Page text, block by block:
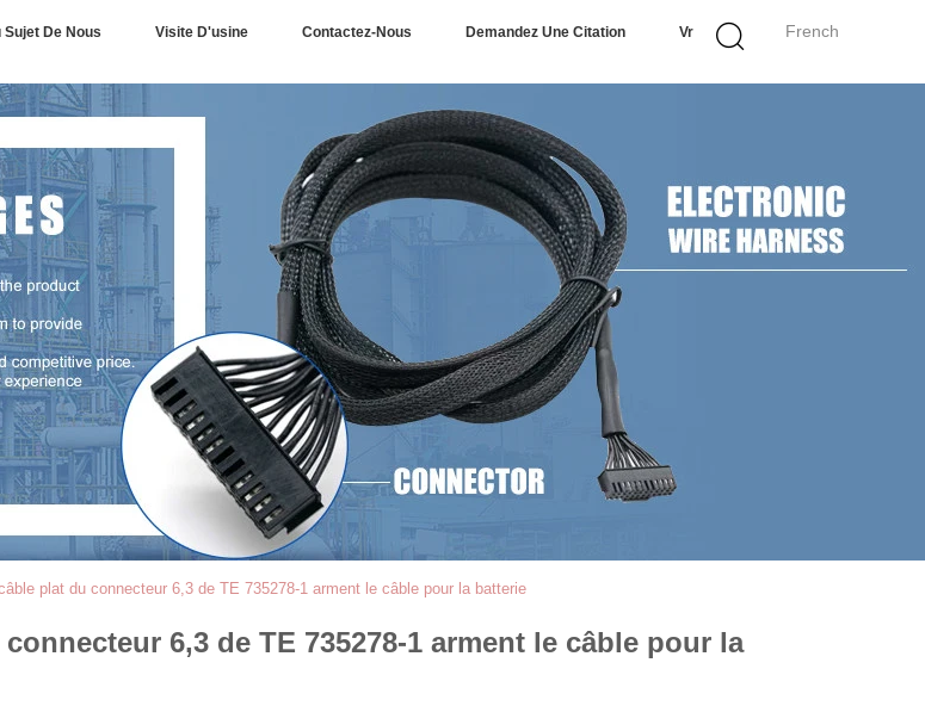
French
Sujet De Nous Visite D'usine Contactez-Nous Demandez Une Citation Vr
plat du connecteur 6,3 de TE 735278-1 arment le câble pour la batterie
6,3 de TE 735278-1 arment le câble pour la